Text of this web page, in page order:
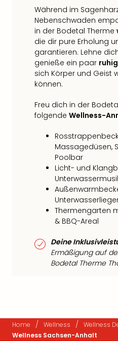
Während im
Nebenschwaden
in der Bodetal Therme
die dir pure Erholung
garantieren. Lehne
genieße ein paar
sich Körper und Geist
können.
Freu dich in der
folgende Wellness-
Massagedüsen,
Poolbar
Licht- und
Thermengarten
& BBQ-Areal
Deine
Ermäßigung auf
Bodetal Therme
Home / Wellness / Wellness
Wellness Sachsen-Anhalt